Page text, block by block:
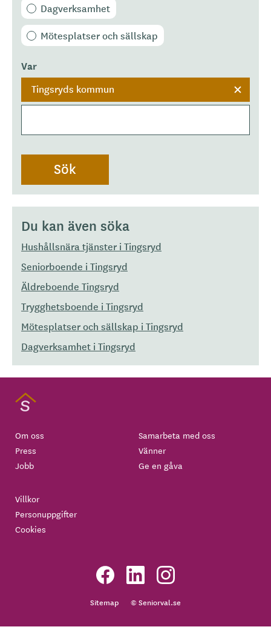
Dagverksamhet
Mötesplatser och sällskap
Var
Tingsryds kommun
Du kan även söka
Hushållsnära tjänster i Tingsryd
Seniorboende i Tingsryd
Äldreboende Tingsryd
Trygghetsboende i Tingsryd
Mötesplatser och sällskap i Tingsryd
Dagverksamhet i Tingsryd
Om oss
Press
Jobb
Samarbeta med oss
Vänner
Ge en gåva
Villkor
Personuppgifter
Cookies
Sitemap © Seniorval.se